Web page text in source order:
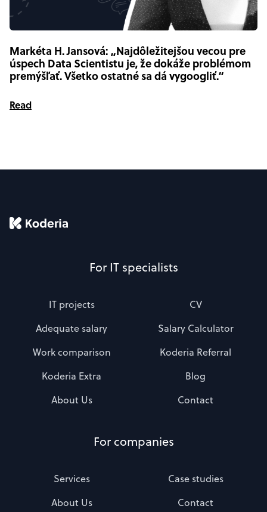
Markéta H. Jansová: „Najdôležitejšou vecou pre
úspech Data Scientistu je, že dokáže problémom
premýšľať. Všetko ostatné sa dá vygoogliť.“
Read
For IT specialists
IT projects
CV
Adequate salary
Salary Calculator
Work comparison
Koderia Referral
Koderia Extra
Blog
About Us
Contact
For companies
Services
Case studies
About Us
Contact